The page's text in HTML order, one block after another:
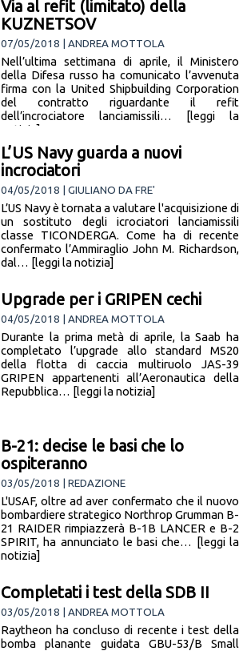
Via al refit (limitato) della
KUZNETSOV
07/05/2018 | ANDREA MOTTOLA
Nell’ultima settimana di aprile, il Ministero
della Difesa russo ha comunicato l’avvenuta
firma con la United Shipbuilding Corporation
del contratto riguardante il refit
dell’incrociatore lanciamissili… [leggi la
notizia]
L’US Navy guarda a nuovi
incrociatori
04/05/2018 | GIULIANO DA FRE'
L’US Navy è tornata a valutare l'acquisizione di
un sostituto degli icrociatori lanciamissili
classe TICONDERGA. Come ha di recente
confermato l’Ammiraglio John M. Richardson,
dal… [leggi la notizia]
Upgrade per i GRIPEN cechi
04/05/2018 | ANDREA MOTTOLA
Durante la prima metà di aprile, la Saab ha
completato l’upgrade allo standard MS20
della flotta di caccia multiruolo JAS-39
GRIPEN appartenenti all’Aeronautica della
Repubblica… [leggi la notizia]
B-21: decise le basi che lo
ospiteranno
03/05/2018 | REDAZIONE
L'USAF, oltre ad aver confermato che il nuovo
bombardiere strategico Northrop Grumman B-
21 RAIDER rimpiazzerà B-1B LANCER e B-2
SPIRIT, ha annunciato le basi che… [leggi la
notizia]
Completati i test della SDB II
03/05/2018 | ANDREA MOTTOLA
Raytheon ha concluso di recente i test della
bomba planante guidata GBU-53/B Small